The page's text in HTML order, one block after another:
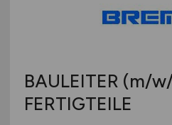
BAULEITER (m/
FERTIGTEILE